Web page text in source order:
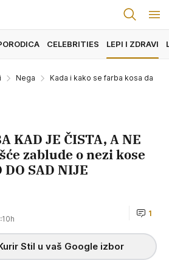
CELEBRITIES LEPI I ZDRAVI
Nega
Kada i kako se farba kosa da
KAD JE ČISTA, A NE
zablude o nezi kose
SAD NIJE
1
Stil u vaš Google izbor